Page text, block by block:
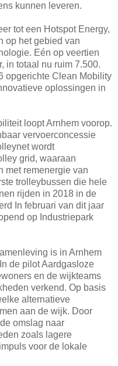
kunnen leveren.
tot een Hotspot Energy,
op het gebied van
Eén op veertien
in totaal nu ruim 7.500.
opgerichte Clean Mobility
oplossingen in
loopt Arnhem voorop.
vervoerconcessie
wordt
grid, waaraan
met remenergie van
trolleybussen die hele
rijden in 2018 in de
In februari van dit jaar
op Industriepark
is in Arnhem
de pilot Aardgasloze
en de wijkteams
verkend. Op basis
alternatieve
aan de wijk. Door
omslag naar
zoals lagere
voor de lokale